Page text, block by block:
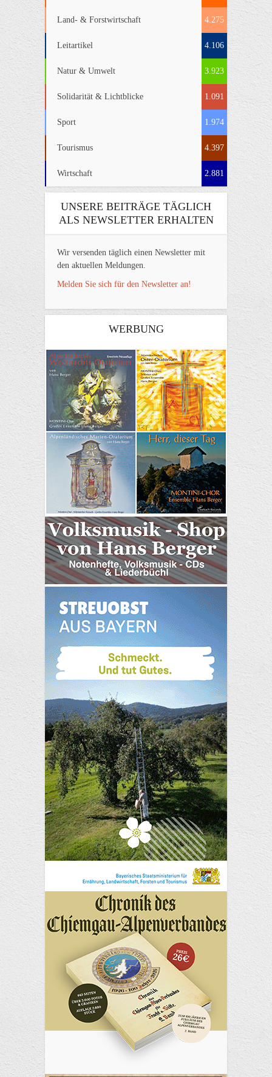
Land- & Forstwirtschaft 4.275
Leitartikel 4.106
Natur & Umwelt 3.923
Solidarität & Lichtblicke 1.091
Sport 1.974
Tourismus 4.397
Wirtschaft 2.881
UNSERE BEITRÄGE TÄGLICH
ALS NEWSLETTER ERHALTEN
Wir versenden täglich einen Newsletter mit
den aktuellen Meldungen.
Melden Sie sich für den Newsletter an!
WERBUNG